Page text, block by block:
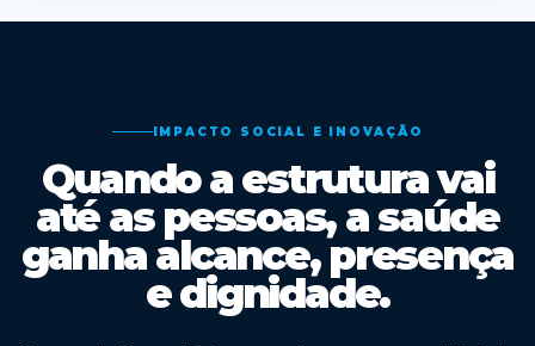
IMPACTO SOCIAL E INOVAÇÃO
Quando a estrutura vai
até as pessoas, a saúde
ganha alcance, presença
e dignidade.